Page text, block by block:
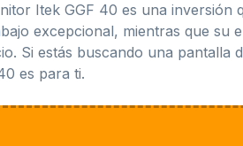
Itek GGF 40 es una inversión
excepcional, mientras que su
Si estás buscando una pantalla
es para ti.